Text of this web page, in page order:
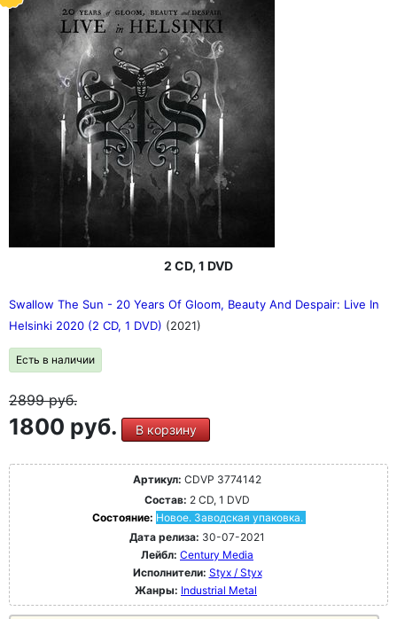
2 CD, 1 DVD
Swallow The Sun - 20 Years Of Gloom, Beauty And Despair: Live In
Helsinki 2020 (2 CD, 1 DVD) (2021)
Есть в наличии
2899руб.
1800 руб. В корзину
Артикул: CDVP 3774142
Состав: 2 CD, 1 DVD
Состояние: Новое. Заводская упаковка.
Дата релиза: 30-07-2021
Лейбл: Century Media
Исполнители: Styx / Styx
Жанры: Industrial Metal